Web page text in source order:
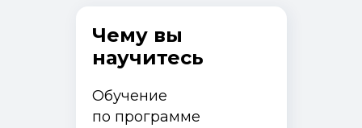
Чему вы
научитесь
Обучение
по программе